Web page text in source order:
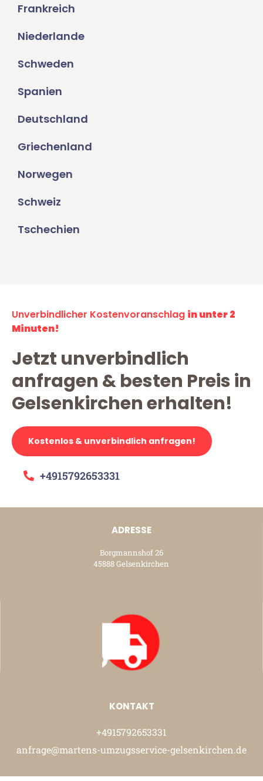
Frankreich
Niederlande
Schweden
Spanien
Deutschland
Griechenland
Norwegen
Schweiz
Tschechien
Unverbindlicher Kostenvoranschlag in unter 2
Minuten!
Jetzt unverbindlich
anfragen & besten Preis in
Gelsenkirchen erhalten!
Kostenlos & unverbindlich anfragen!
+4915792653331
ADRESSE
Borgmannshof 26
45888 Gelsenkirchen
KONTAKT
+4915792653331
anfrage@martens-umzugsservice-gelsenkirchen.de